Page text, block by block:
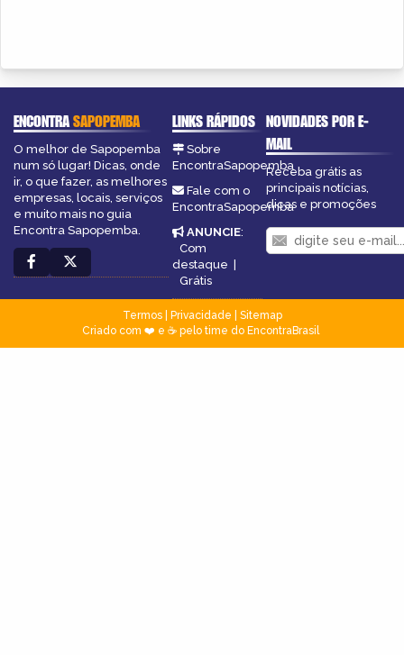
ENCONTRASAPOPEMBA
O melhor de Sapopemba
num só lugar! Dicas, onde
ir, o que fazer, as melhores
empresas, locais, serviços
e muito mais no guia
Encontra Sapopemba.
LINKS RÁPIDOS
Sobre
EncontraSapopemba
Fale com o
EncontraSapopemba
ANUNCIE:
Com
destaque |
Grátis
NOVIDADES POR E-
MAIL
Receba grátis as
principais notícias,
dicas e promoções
Termos| Privacidade
Sitemap
Criado com ❤️ e ☕ pelo time do EncontraBrasil